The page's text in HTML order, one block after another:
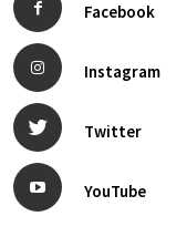
Facebook
Instagram
Twitter
YouTube